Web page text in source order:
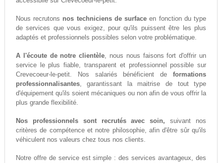
Nous recrutons nos techniciens de surface en fonction du type
de services que vous exigez, pour qu'ils puissent être les plus
adaptés et professionnels possibles selon votre problématique.
A l'écoute de notre clientèle, nous nous faisons fort d'offrir un
service le plus fiable, transparent et professionnel possible sur
Crevecoeur-le-petit. Nos salariés bénéficient deformations
professionnalisantes, garantissant la maitrise de tout type
d'équipement qu'ils soient mécaniques ou non afin de vous offrir la
plus grande flexibilité.
Nos professionnels sont recrutés avec soin, suivant nos
critères de compétence et notre philosophie, afin d'être sûr qu'ils
véhiculent nos valeurs chez tous nos clients.
Notre offre de service est simple : des services avantageux, des